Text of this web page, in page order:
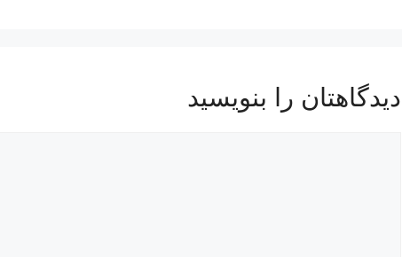
دیدگاهتان را بنویسید